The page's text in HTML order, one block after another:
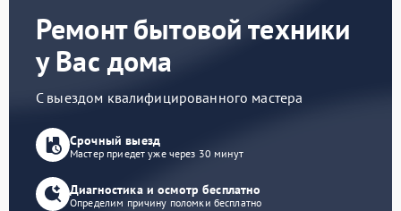
Ремонт бытовой техники
у Вас дома
С выездом квалифицированного мастера
Срочный выезд
Мастер приедет уже через 30 минут
Диагностика и осмотр бесплатно
Определим причину поломки бесплатно